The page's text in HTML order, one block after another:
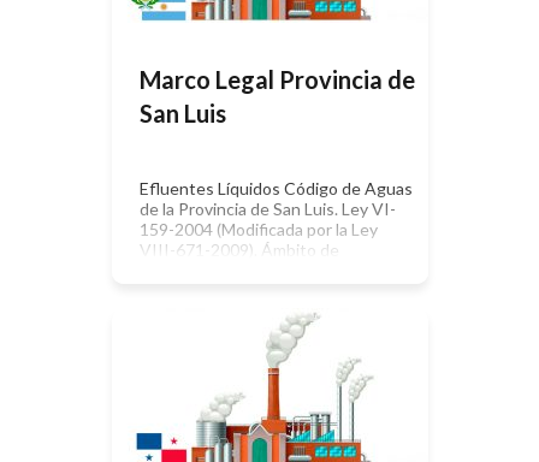
Marco Legal Provincia de
San Luis
Efluentes Líquidos Código de Aguas
de la Provincia de San Luis. Ley VI-
159-2004 (Modificada por la Ley
VIII-671-2009). Ámbito de
Públicas Usos Comunes Usos
Especiales Uso Industrial Régimen
de Utilización de las Aguas Públicas
Aguas Subterráneas Uso Racional y
Eficiente del Agua Policías de Aguas
y Contravenciones […]